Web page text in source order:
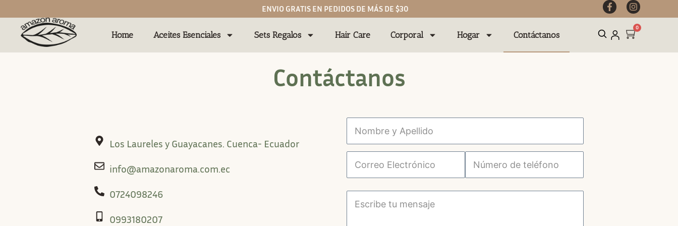
ENVIO GRATIS EN PEDIDOS DE MÁS DE $30
Home Aceites Esenciales Sets Regalos Hair Care Corporal Hogar Contáctanos
0
Contáctanos
Los Laureles y Guayacanes. Cuenca- Ecuador
info@amazonaroma.com.ec
0724098246
0993180207